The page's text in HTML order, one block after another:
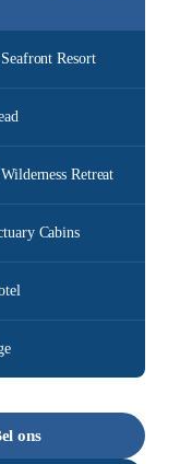
Resort
Retreat
Cabins
ons